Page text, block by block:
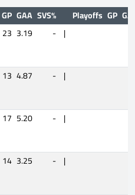
GP GAA SVS% Playoffs GP
23 3.19 - |
13 4.87 - |
17 5.20 - |
14 3.25 - |